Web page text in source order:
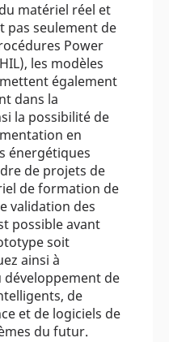
matériel réel et
pas seulement de
Power
les modèles
également
dans la
la possibilité de
en
énergétiques
de projets de
de formation de
validation des
possible avant
soit
ainsi à
de
de
et de logiciels de
du futur.